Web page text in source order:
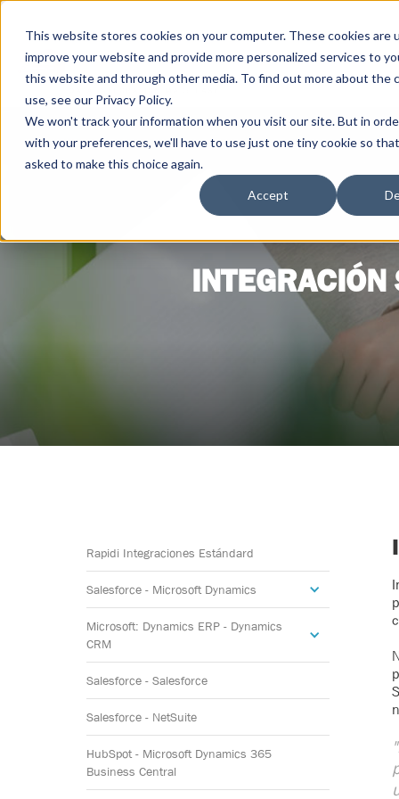
This website stores cookies on your computer. These cookies are
improve your website and provide more personalized services to
this website and through other media. To find out more about the
use, see our Privacy Policy.
We won't track your information when you visit our site. But in
with your preferences, we'll have to use just one tiny cookie so
asked to make this choice again.
Accept
Rapidi Integraciones Estándard
Salesforce - Microsoft Dynamics
Microsoft: Dynamics ERP - Dynamics
CRM
Salesforce - Salesforce
Salesforce - NetSuite
HubSpot - Microsoft Dynamics 365
Business Central